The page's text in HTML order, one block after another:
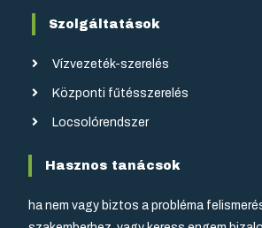
Szolgáltatások
Vízvezeték-szerelés
Központi fűtésszerelés
Locsolórendszer
Hasznos tanácsok
ha nem vagy biztos a probléma